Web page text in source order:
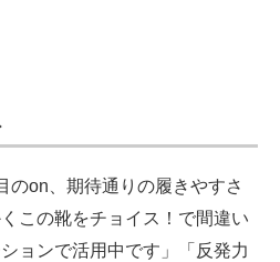
on、期待通りの履きやすさ
この靴をチョイス！で間違い
ョンで活用中です」「反発力